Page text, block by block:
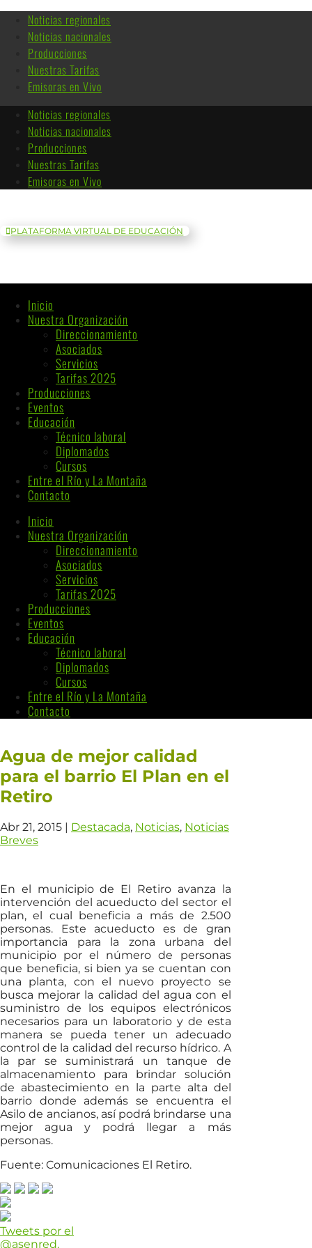
Noticias regionales
Noticias nacionales
Producciones
Nuestras Tarifas
Emisoras en Vivo
Noticias regionales
Noticias nacionales
Producciones
Nuestras Tarifas
Emisoras en Vivo
PLATAFORMA VIRTUAL DE EDUCACIÓN
Inicio
Nuestra Organización
Direccionamiento
Asociados
Servicios
Tarifas 2025
Producciones
Eventos
Educación
Técnico laboral
Diplomados
Cursos
Entre el Río y La Montaña
Contacto
Inicio
Nuestra Organización
Direccionamiento
Asociados
Servicios
Tarifas 2025
Producciones
Eventos
Educación
Técnico laboral
Diplomados
Cursos
Entre el Río y La Montaña
Contacto
Agua de mejor calidad
para el barrio El Plan en el
Retiro
Abr 21, 2015 | Destacada, Noticias, Noticias
Breves
En el municipio de El Retiro avanza la
intervención del acueducto del sector el
plan, el cual beneficia a más de 2.500
personas. Este acueducto es de gran
importancia para la zona urbana del
municipio por el número de personas
que beneficia, si bien ya se cuentan con
una planta, con el nuevo proyecto se
busca mejorar la calidad del agua con el
suministro de los equipos electrónicos
necesarios para un laboratorio y de esta
manera se pueda tener un adecuado
control de la calidad del recurso hídrico. A
la par se suministrará un tanque de
almacenamiento para brindar solución
de abastecimiento en la parte alta del
barrio donde además se encuentra el
Asilo de ancianos, así podrá brindarse una
mejor agua y podrá llegar a más
personas.
Fuente: Comunicaciones El Retiro.
Tweets por el
@asenred.